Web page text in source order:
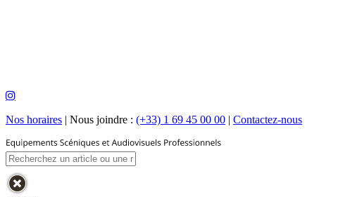
Nos horaires | Nous joindre : (+33) 1 69 45 00 00 | Contactez-nous